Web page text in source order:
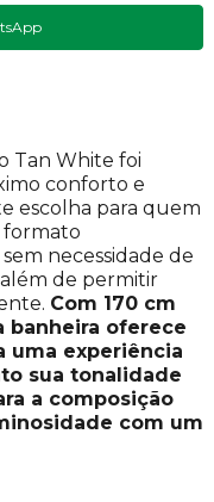
Tan White foi
conforto e
escolha para quem
formato
necessidade de
de permitir
Com 170 cm
banheira oferece
uma experiência
sua tonalidade
a composição
com um